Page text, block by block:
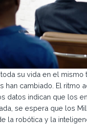
su vida en el
han cambiado. El ritmo
datos indican que los
se espera que los
la robótica y la